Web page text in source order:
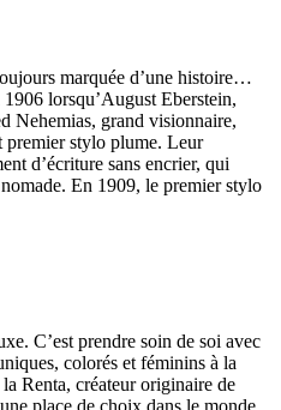
marquée d’une histoire…
lorsqu’August Eberstein,
Nehemias, grand visionnaire,
premier stylo plume. Leur
d’écriture sans encrier, qui
En 1909, le premier stylo
C’est prendre soin de soi avec
colorés et féminins à la
Renta, créateur originaire de
place de choix dans le monde